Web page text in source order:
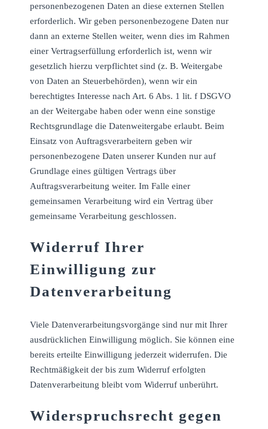
personenbezogenen Daten an diese externen Stellen
erforderlich. Wir geben personenbezogene Daten nur
dann an externe Stellen weiter, wenn dies im Rahmen
einer Vertragserfüllung erforderlich ist, wenn wir
gesetzlich hierzu verpflichtet sind (z. B. Weitergabe
von Daten an Steuerbehörden), wenn wir ein
berechtigtes Interesse nach Art. 6 Abs. 1 lit. f DSGVO
an der Weitergabe haben oder wenn eine sonstige
Rechtsgrundlage die Datenweitergabe erlaubt. Beim
Einsatz von Auftragsverarbeitern geben wir
personenbezogene Daten unserer Kunden nur auf
Grundlage eines gültigen Vertrags über
Auftragsverarbeitung weiter. Im Falle einer
gemeinsamen Verarbeitung wird ein Vertrag über
gemeinsame Verarbeitung geschlossen.
Widerruf Ihrer
Einwilligung zur
Datenverarbeitung
Viele Datenverarbeitungsvorgänge sind nur mit Ihrer
ausdrücklichen Einwilligung möglich. Sie können eine
bereits erteilte Einwilligung jederzeit widerrufen. Die
Rechtmäßigkeit der bis zum Widerruf erfolgten
Datenverarbeitung bleibt vom Widerruf unberührt.
Widerspruchsrecht gegen